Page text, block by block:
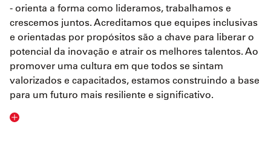
- orienta a forma como lideramos, trabalhamos e
crescemos juntos. Acreditamos que equipes inclusivas
e orientadas por propósitos são a chave para liberar o
potencial da inovação e atrair os melhores talentos. Ao
promover uma cultura em que todos se sintam
valorizados e capacitados, estamos construindo a base
para um futuro mais resiliente e significativo.